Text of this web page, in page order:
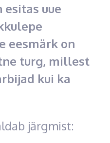
esitas uue
eesmärk on
turg, millest
kui ka
järgmist: